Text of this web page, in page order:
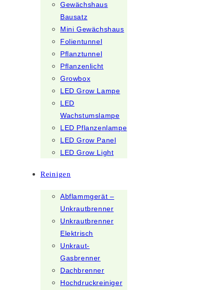
Gewächshaus
Bausatz
Mini Gewächshaus
Folientunnel
Pflanztunnel
Pflanzenlicht
Growbox
LED Grow Lampe
LED
Wachstumslampe
LED Pflanzenlampe
LED Grow Panel
LED Grow Light
Reinigen
Abflammgerät –
Unkrautbrenner
Unkrautbrenner
Elektrisch
Unkraut-
Gasbrenner
Dachbrenner
Hochdruckreiniger